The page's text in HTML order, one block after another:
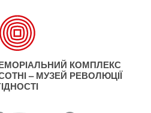
КОМПЛЕКС
– МУЗЕЙ РЕВОЛЮЦІЇ